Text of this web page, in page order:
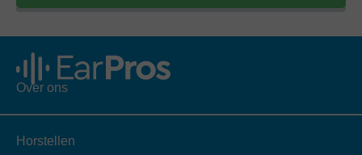
Over ons
Horstellen